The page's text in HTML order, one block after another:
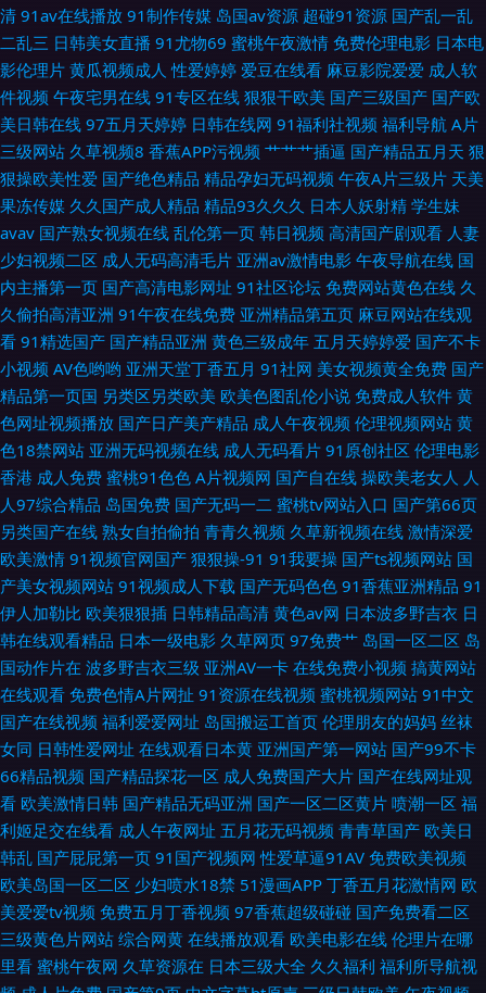
A片 欧美色图日韩 亚州综合15P wwwcn色 黄污网站 日本私人网站不卡 日韩
中文字 国产区熟女 殴美A∨ 97亚州色图 九九九毛片在线 少妇社区 91蜜桃播
福利社啪啪 欧美日韩群交 性爱综合区 www91n在线 后入白丝尤物 人妖网站
上 伊人东京招 国产视频一二三 青娱乐论坛91 中文字幕精品无吗 超碰想玩玩
久久丁香五月综合 神马影院福利午夜 91性情 国内AV在线 人摸人人超碰日本
91国视频 国产精彩视频久久
清 91av在线播放 91制作传媒 岛国av资源 超碰91资源 国产乱一乱
二乱三 日韩美女直播 91尤物69 蜜桃午夜激情 免费伦理电影 日本电
影伦理片 黄瓜视频成人 性爱婷婷 爱豆在线看 麻豆影院爱爱 成人软
件视频 午夜宅男在线 91专区在线 狠狠干欧美 国产三级国产 国产欧
美日韩在线 97五月天婷婷 日韩在线网 91福利社视频 福利导航 A片
三级网站 久草视频8 香蕉APP污视频 艹艹艹插逼 国产精品五月天 狠
狠操欧美性爱 国产绝色精品 精品孕妇无码视频 午夜A片三级片 天美
果冻传媒 久久国产成人精品 精品93久久久 日本人妖射精 学生妹
avav 国产熟女视频在线 乱伦第一页 韩日视频 高清国产剧观看 人妻
少妇视频二区 成人无码高清毛片 亚洲av激情电影 午夜导航在线 国
内主播第一页 国产高清电影网址 91社区论坛 免费网站黄色在线 久
久偷拍高清亚洲 91午夜在线免费 亚洲精品第五页 麻豆网站在线观
看 91精选国产 国产精品亚洲 黄色三级成年 五月天婷婷爱 国产不卡
小视频 AV色哟哟 亚洲天堂丁香五月 91社网 美女视频黄全免费 国产
精品第一页国 另类区另类欧美 欧美色图乱伦小说 免费成人软件 黄
色网址视频播放 国产日产美产精品 成人午夜视频 伦理视频网站 黄
色18禁网站 亚洲无码视频在线 成人无码看片 91原创社区 伦理电影
香港 成人免费 蜜桃91色色 A片视频网 国产自在线 操欧美老女人 人
人97综合精品 岛国免费 国产无码一二 蜜桃tv网站入口 国产第66页
另类国产在线 熟女自拍偷拍 青青久视频 久草新视频在线 激情深爱
欧美激情 91视频官网国产 狠狠操-91 91我要操 国产ts视频网站 国
产美女视频网站 91视频成人下载 国产无码色色 91香蕉亚洲精品 91
伊人加勒比 欧美狠狠插 日韩精品高清 黄色av网 日本波多野吉衣 日
韩在线观看精品 日本一级电影 久草网页 97免费艹 岛国一区二区 岛
国动作片在 波多野吉衣三级 亚洲AV一卡 在线免费小视频 搞黄网站
在线观看 免费色情A片网扯 91资源在线视频 蜜桃视频网站 91中文
国产在线视频 福利爱爱网址 岛国搬运工首页 伦理朋友的妈妈 丝袜
女同 日韩性爱网址 在线观看日本黄 亚洲国产第一网站 国产99不卡
66精品视频 国产精品探花一区 成人免费国产大片 国产在线网址观
看 欧美激情日韩 国产精品无码亚洲 国产一区二区黄片 喷潮一区 福
利姬足交在线看 成人午夜网址 五月花无码视频 青青草国产 欧美日
韩乱 国产屁屁第一页 91国产视频网 性爱草逼91AV 免费欧美视频
欧美岛国一区二区 少妇喷水18禁 51漫画APP 丁香五月花激情网 欧
美爱爱tv视频 免费五月丁香视频 97香蕉超级碰碰 国产免费看二区
三级黄色片网站 综合网黄 在线播放观看 欧美电影在线 伦理片在哪
里看 蜜桃午夜网 久草资源在 日本三级大全 久久福利 福利所导航视